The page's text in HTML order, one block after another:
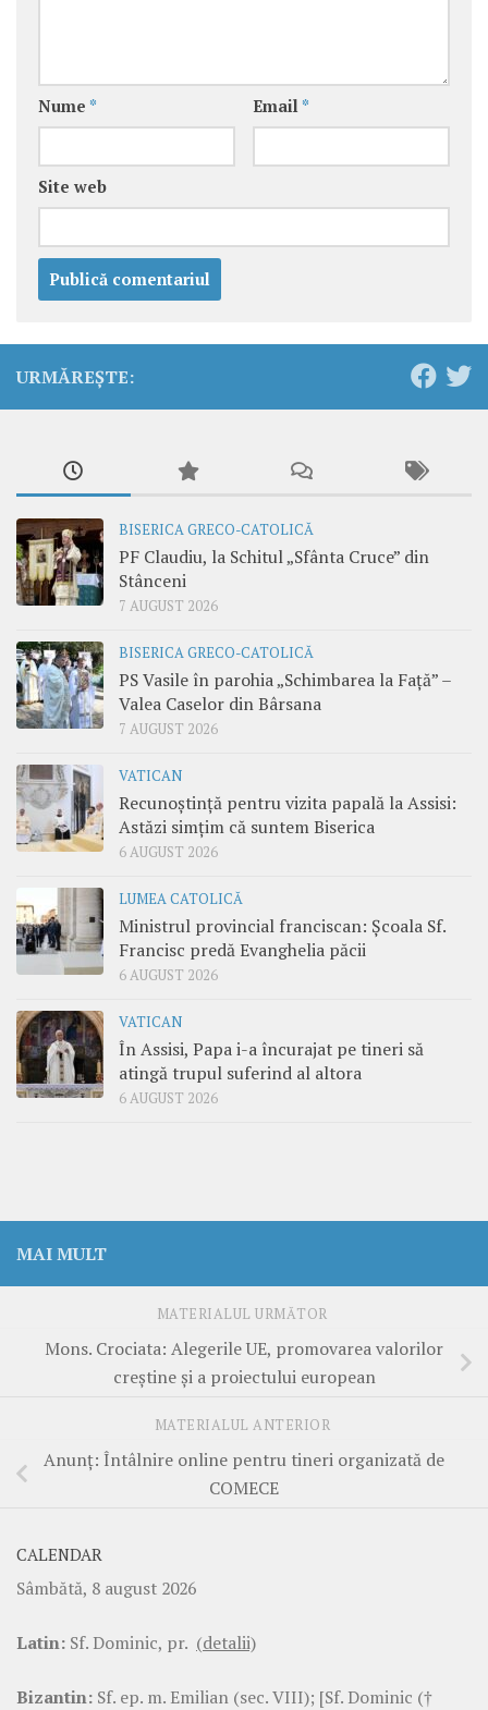
Nume * Email *
Site web
URMĂREȘTE:
BISERICA GRECO-CATOLICĂ
PF Claudiu, la Schitul „Sfânta Cruce” din
Stânceni
7 AUGUST 2026
BISERICA GRECO-CATOLICĂ
PS Vasile în parohia „Schimbarea la Față” –
Valea Caselor din Bârsana
7 AUGUST 2026
VATICAN
Recunoștință pentru vizita papală la Assisi:
Astăzi simțim că suntem Biserica
6 AUGUST 2026
LUMEA CATOLICĂ
Ministrul provincial franciscan: Școala Sf.
Francisc predă Evanghelia păcii
6 AUGUST 2026
VATICAN
În Assisi, Papa i-a încurajat pe tineri să
atingă trupul suferind al altora
6 AUGUST 2026
MAI MULT
MATERIALUL URMĂTOR
Mons. Crociata: Alegerile UE, promovarea valorilor
creștine și a proiectului european
MATERIALUL ANTERIOR
Anunț: Întâlnire online pentru tineri organizată de
COMECE
CALENDAR
Sâmbătă, 8 august 2026
Latin: Sf. Dominic, pr. (detalii)
Bizantin: Sf. ep. m. Emilian (sec. VIII); [Sf. Dominic (†